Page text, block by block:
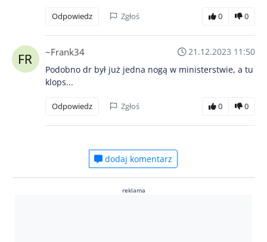
Odpowiedz Zgłoś 0 0
~Frank34
21.12.2023 11:50
Podobno dr był już jedna nogą w ministerstwie, a tu
klops...
Odpowiedz Zgłoś 0 0
dodaj komentarz
reklama